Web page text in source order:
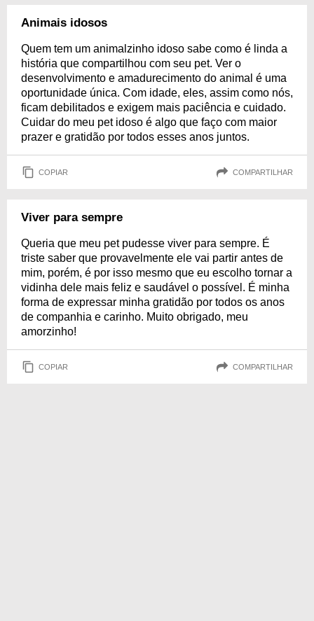
Animais idosos
Quem tem um animalzinho idoso sabe como é linda a
história que compartilhou com seu pet. Ver o
desenvolvimento e amadurecimento do animal é uma
oportunidade única. Com idade, eles, assim como nós,
ficam debilitados e exigem mais paciência e cuidado.
Cuidar do meu pet idoso é algo que faço com maior
prazer e gratidão por todos esses anos juntos.
COPIAR COMPARTILHAR
Viver para sempre
Queria que meu pet pudesse viver para sempre. É
triste saber que provavelmente ele vai partir antes de
mim, porém, é por isso mesmo que eu escolho tornar a
vidinha dele mais feliz e saudável o possível. É minha
forma de expressar minha gratidão por todos os anos
de companhia e carinho. Muito obrigado, meu
amorzinho!
COPIAR COMPARTILHAR